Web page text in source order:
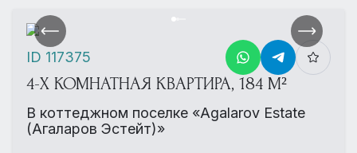
4-Х КОМНАТНАЯ КВАРТИРА, 184 М²
В коттеджном поселке «Agalarov Estate
(Агаларов Эстейт)»
ID 117375